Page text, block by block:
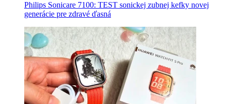
Philips Sonicare 7100: TEST sonickej zubnej kefky novej
generácie pre zdravé ďasná